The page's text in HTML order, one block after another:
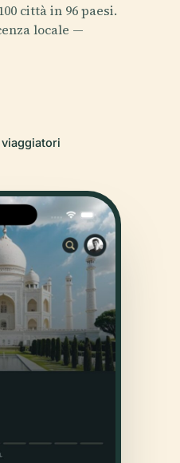
città in 96 paesi.
locale —